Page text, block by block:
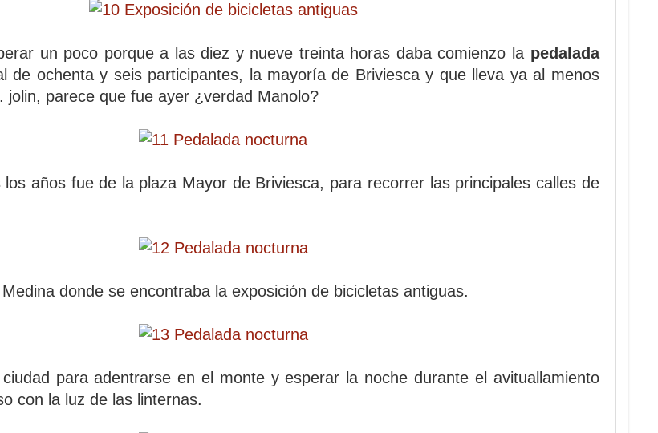
un poco porque a las diez y nueve treinta horas daba comienzo la pedalada
de ochenta y seis participantes, la mayoría de Briviesca y que lleva ya al menos
jolin, parece que fue ayer ¿verdad Manolo?
años fue de la plaza Mayor de Briviesca, para recorrer las principales calles de
donde se encontraba la exposición de bicicletas antiguas.
para adentrarse en el monte y esperar la noche durante el avituallamiento
con la luz de las linternas.